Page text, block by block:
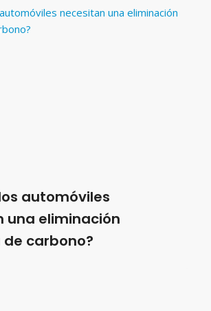
automóviles
una eliminación
carbono?